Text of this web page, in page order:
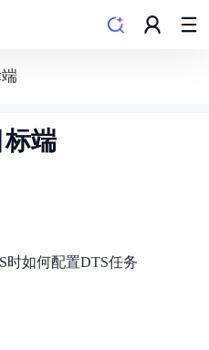
端
时如何配置DTS任务